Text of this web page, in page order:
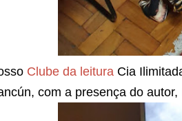
Clube da leitura Cia
com a presença do